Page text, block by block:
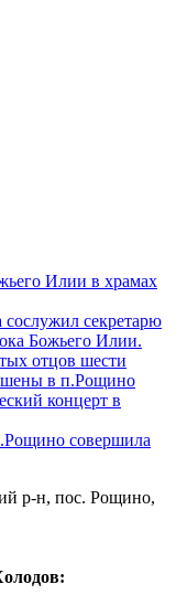
Илии в храмах
секретарю
Божьего Илии.
отцов шести
в п.Рощино
концерт в
совершила
р-н, пос. Рощино,